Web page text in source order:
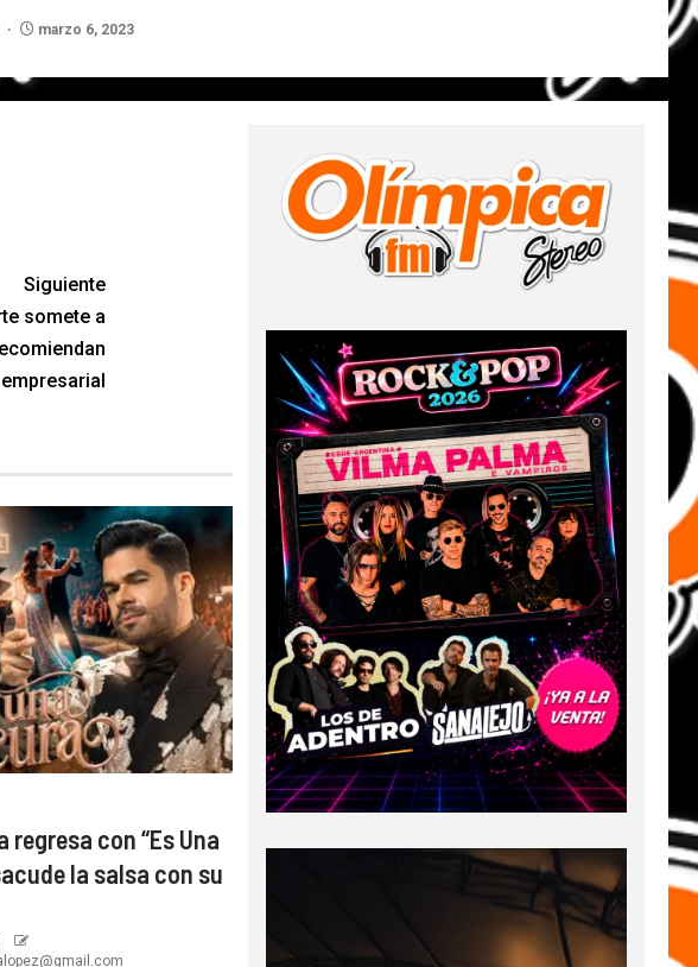
marzo 6, 2023
Siguiente
somete a
regresa con “Es Una
la salsa con su